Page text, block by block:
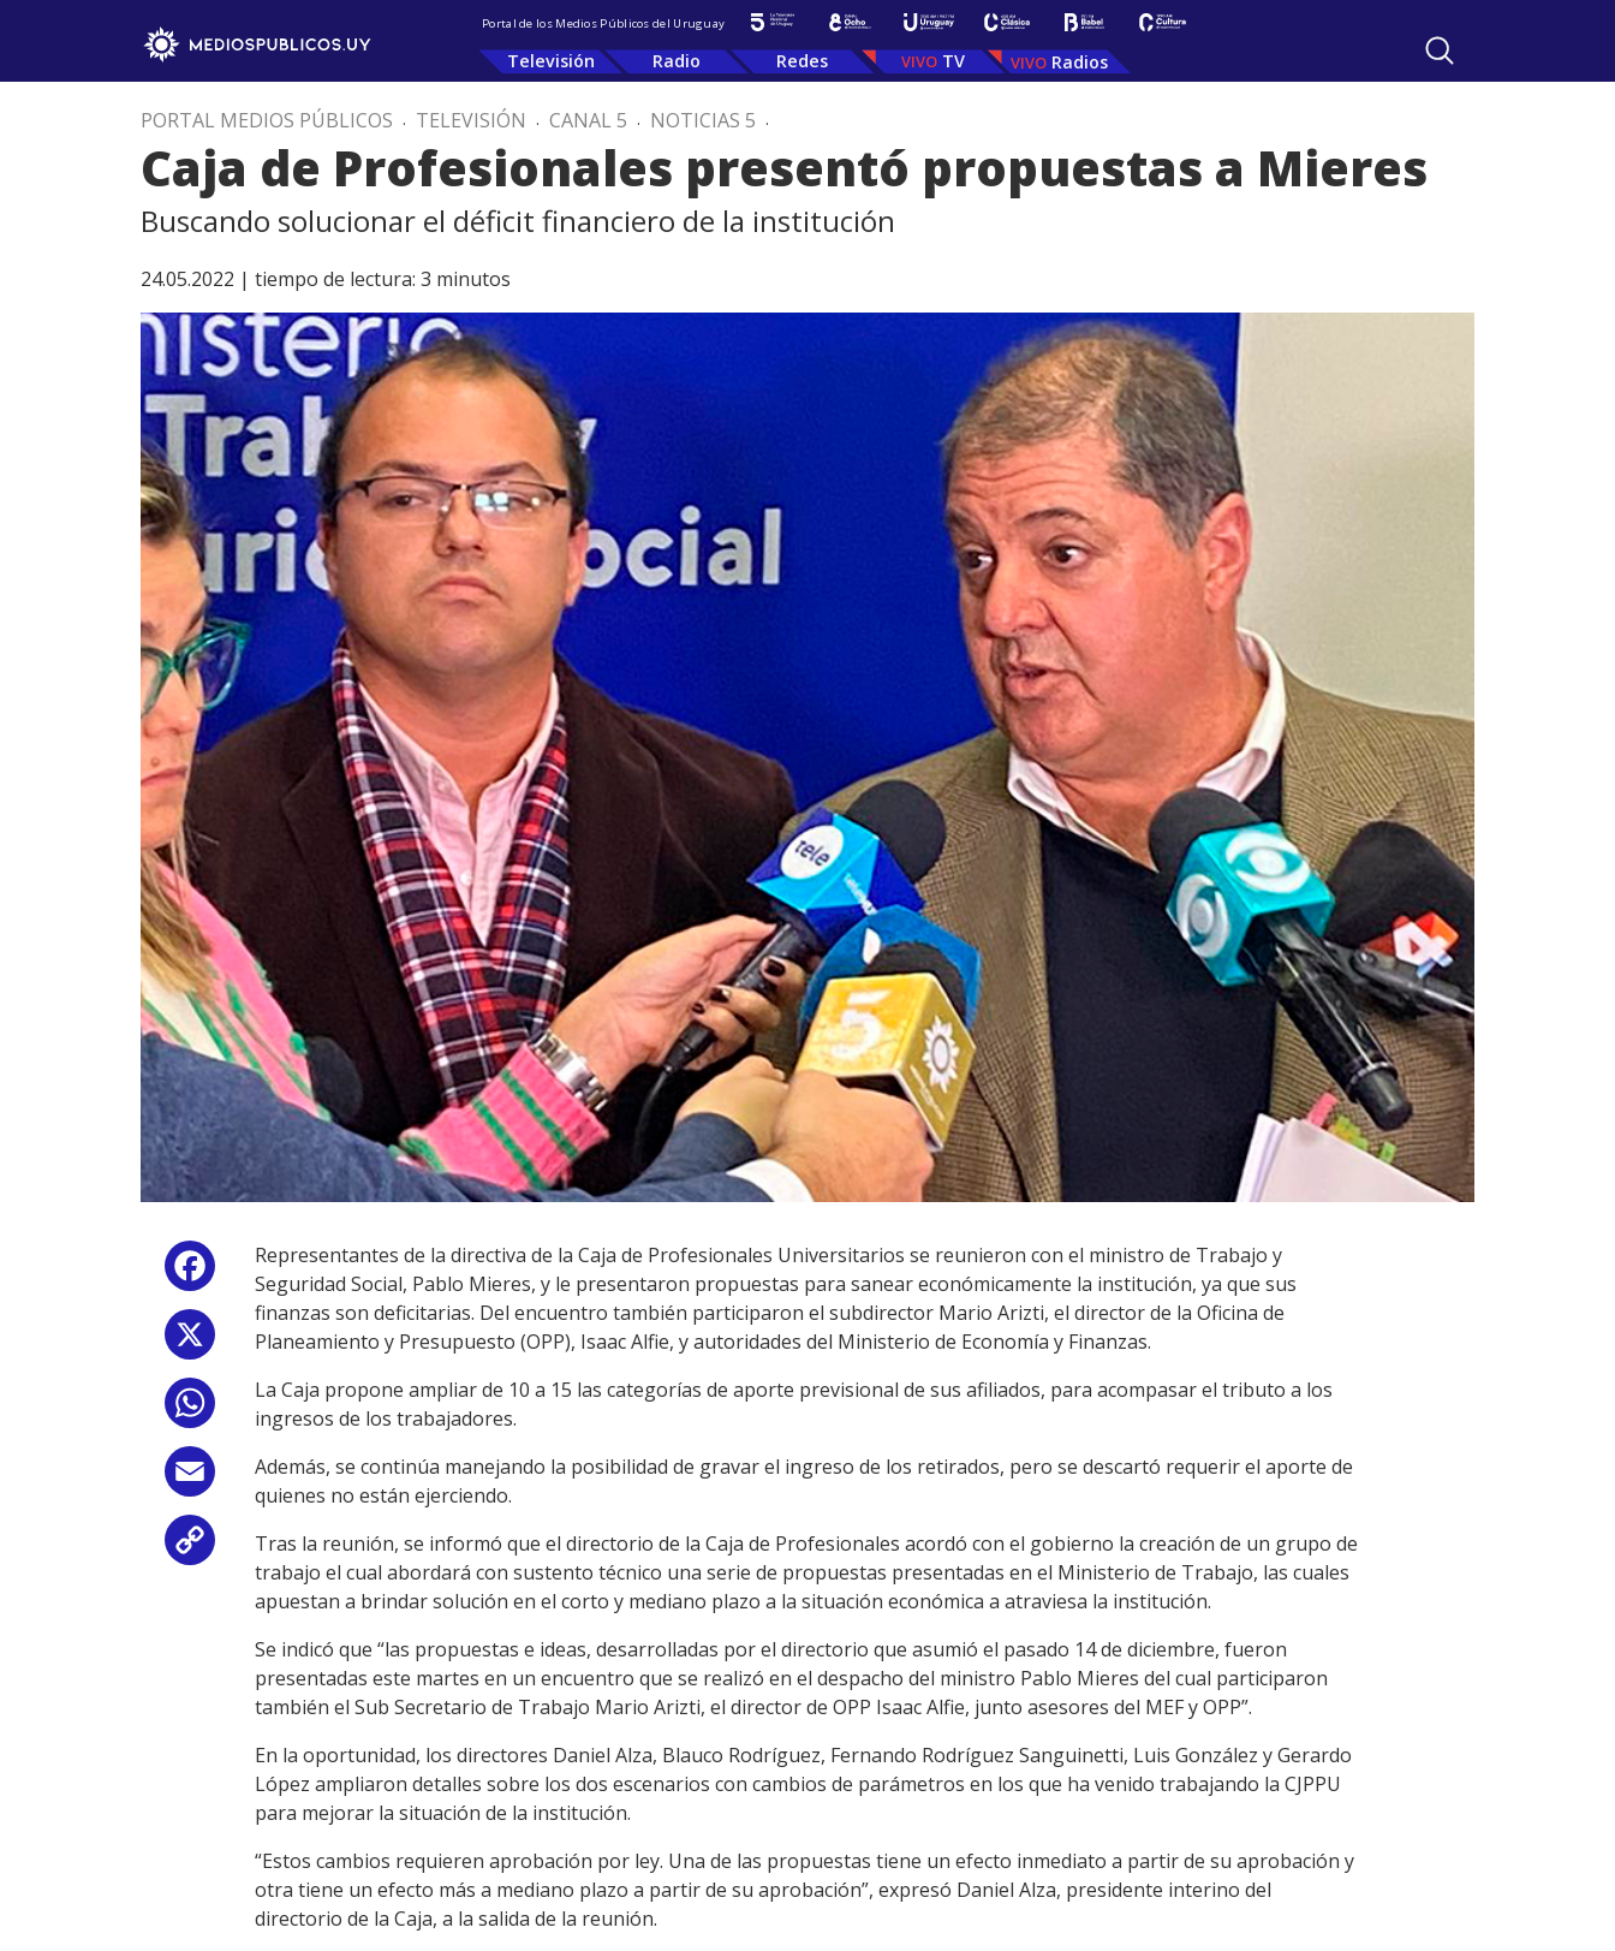
Portal de los Medios Públicos del Uruguay
Televisión Radio Redes TV Radios
PORTAL MEDIOS PÚBLICOS . TELEVISIÓN . CANAL 5 . NOTICIAS 5 .
Caja de Profesionales presentó propuestas a Mieres
Buscando solucionar el déficit financiero de la institución
24.05.2022 | tiempo de lectura: 3 minutos
Facebook
WhatsApp
Email
Copy
Link
Representantes de la directiva de la Caja de Profesionales Universitarios se reunieron con el ministro de Trabajo y
Seguridad Social, Pablo Mieres, y le presentaron propuestas para sanear económicamente la institución, ya que sus
finanzas son deficitarias. Del encuentro también participaron el subdirector Mario Arizti, el director de la Oficina de
Planeamiento y Presupuesto (OPP), Isaac Alfie, yautoridades del Ministerio de Economía y Finanzas.
La Caja propone ampliar de 10 a 15 las categorías de aporte previsional de sus afiliados, para acompasar el tributo a los
ingresos de los trabajadores.
Además, se continúa manejando la posibilidad de gravar el ingreso de los retirados, pero se descartó requerir el aporte de
quienes no están ejerciendo.
Tras la reunión, se informó que el directorio de la Caja de Profesionales acordó con el gobierno la creación de un grupo de
trabajo el cual abordará con sustento técnico una serie de propuestas presentadas en el Ministerio de Trabajo, las cuales
apuestan a brindar solución en el corto y mediano plazo a la situación económica a atraviesa la institución.
Se indicó que “las propuestas e ideas, desarrolladas por el directorio que asumió el pasado 14 de diciembre, fueron
presentadas este martes en un encuentro que se realizó en el despacho del ministro Pablo Mieres del cual participaron
también el Sub Secretario de Trabajo Mario Arizti, el director de OPP Isaac Alfie, junto asesores del MEF y OPP”.
En la oportunidad, los directores Daniel Alza, Blauco Rodríguez, Fernando Rodríguez Sanguinetti, Luis González y Gerardo
López ampliaron detalles sobre los dos escenarios con cambios de parámetros en los que ha venido trabajando la CJPPU
para mejorar la situación de la institución.
“Estos cambios requieren aprobación por ley. Una de las propuestas tiene un efecto inmediato a partir de su aprobación y
otra tiene un efecto más a mediano plazo a partir de su aprobación”, expresó Daniel Alza, presidente interino del
directorio de la Caja, a la salida de la reunión.